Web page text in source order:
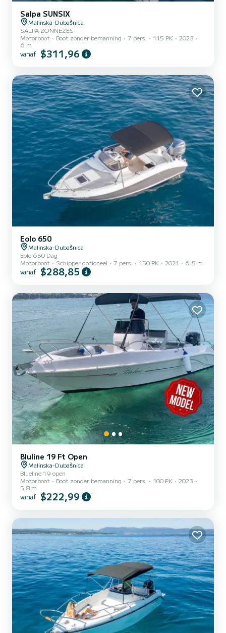
Salpa SUNSIX
Malinska-Dubašnica
SALPA ZONNEZES
Motorboot
Boot zonder bemanning 7 pers. 115 PK
2023
6 m
vanaf $311,96
Eolo 650
Malinska-Dubašnica
Eolo 650 Dag
Motorboot
Schipper optioneel 7 pers. 150 PK 2021 6.5 m
vanaf $288,85
Bluline 19 Ft Open
Malinska-Dubašnica
Blueline 19 open
Motorboot
Boot zonder bemanning 7 pers. 100 PK
2023
5.8 m
vanaf $222,99